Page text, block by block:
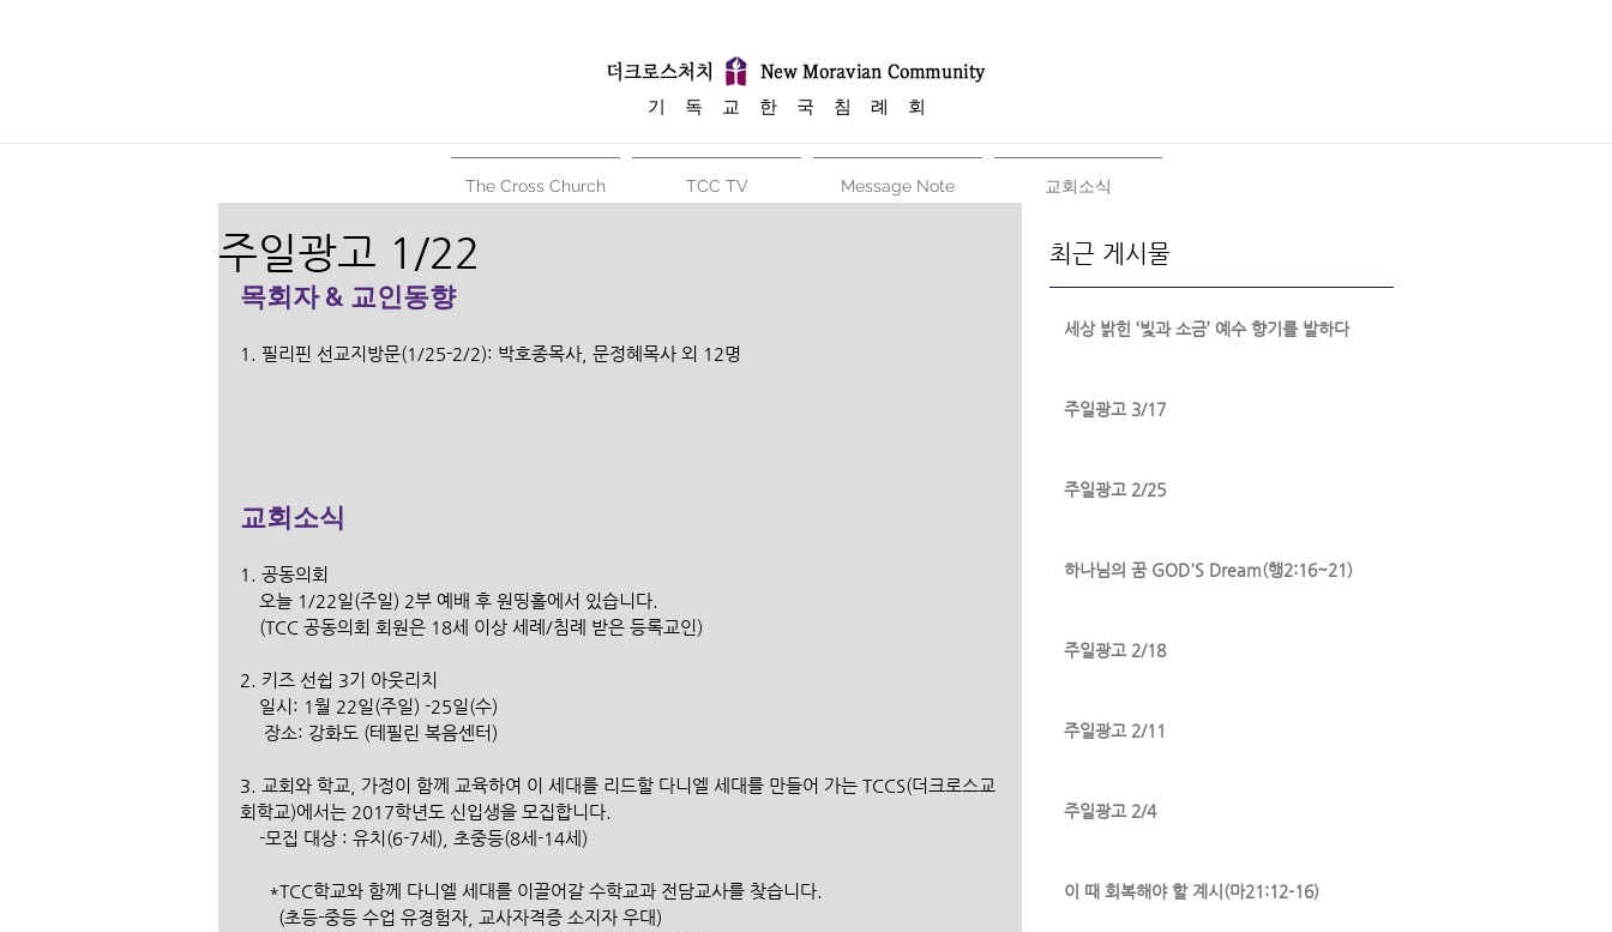
​기 독 교 한 국 침 례 회
The Cross Church TCC TV Message Note 교회소식
주일광고 1/22
목회자 & 교인동향
1. 필리핀 선교지방문(1/25-2/2): 박호종목사, 문정혜목사 외 12명
교회소식
1. 공동의회
    오늘 1/22일(주일) 2부 예배 후 원띵홀에서 있습니다.
    (TCC 공동의회 회원은 18세 이상 세례/침례 받은 등록교인)
2. 키즈 선쉽 3기 아웃리치
    일시: 1월 22일(주일) -25일(수)
     장소: 강화도 (테필린 복음센터)
3. 교회와 학교, 가정이 함께 교육하여 이 세대를 리드할 다니엘 세대를 만들어 가는 TCCS(더크로스교
회학교)에서는 2017학년도 신입생을 모집합니다.
    -모집 대상 : 유치(6-7세), 초중등(8세-14세)
      *TCC학교와 함께 다니엘 세대를 이끌어갈 수학교과 전담교사를 찾습니다.
        (초등-중등 수업 유경험자, 교사자격증 소지자 우대)
최근 게시물
세상 밝힌 ‘빛과 소금’ 예수 향기를 발하다
주일광고 3/17
주일광고 2/25
하나님의 꿈 GOD'S Dream(행2:16~21)
주일광고 2/18
주일광고 2/11
주일광고 2/4
이 때 회복해야 할 계시(마21:12-16)